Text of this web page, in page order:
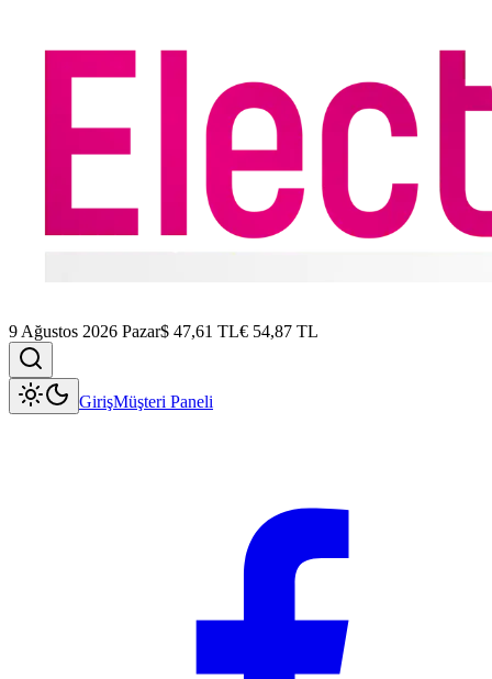
9 Ağustos 2026 Pazar$ 47,61 TL€ 54,87 TL
GirişMüşteri Paneli